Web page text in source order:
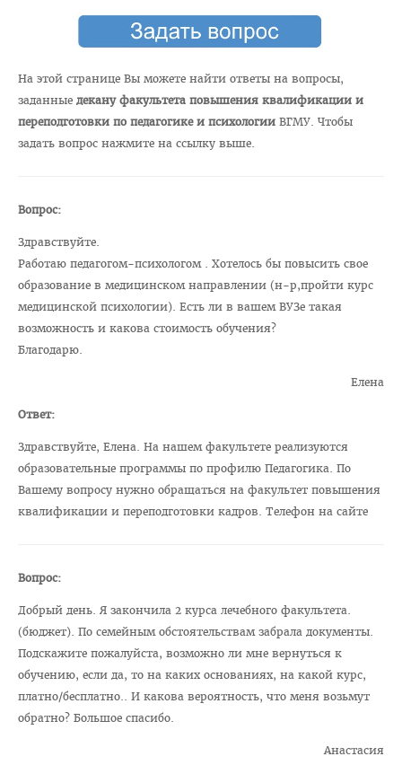
Фармацевтический
Стоматологический
Подготовки иностранных граждан
Подразделения
Система менеджмента качества
Идеологическая и воспитательная работа в вузе
Герои Беларуси
Студенческий клуб
Спортивный клуб
Cоциально-педагогическая и психологическая служба
Кураторы
2025 год — Год благоустройства
Год качества
Год мира и созидания
Великая Победа
Год исторической памяти
На этой странице Вы можете найти ответы на вопросы,
заданные декану факультета повышения квалификации и
переподготовки по педагогике и психологии ВГМУ. Чтобы
задать вопрос нажмите на ссылку выше.
Вопрос:
Здравствуйте.
Работаю педагогом-психологом . Хотелось бы повысить свое
образование в медицинском направлении (н-р,пройти курс
медицинской психологии). Есть ли в вашем ВУЗе такая
возможность и какова стоимость обучения?
Благодарю.
Елена
Ответ:
Здравствуйте, Елена. На нашем факультете реализуются
образовательные программы по профилю Педагогика. По
Вашему вопросу нужно обращаться на факультет повышения
квалификации и переподготовки кадров. Телефон на сайте
Вопрос:
Добрый день. Я закончила 2 курса лечебного факультета.
(бюджет). По семейным обстоятельствам забрала документы.
Подскажите пожалуйста, возможно ли мне вернуться к
обучению, если да, то на каких основаниях, на какой курс,
платно/бесплатно.. И какова вероятность, что меня возьмут
обратно? Большое спасибо.
Анастасия